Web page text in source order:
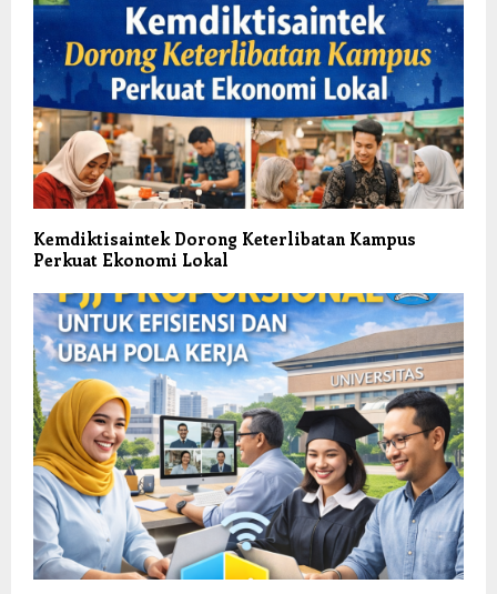
Kemdiktisaintek Dorong Keterlibatan Kampus
Perkuat Ekonomi Lokal